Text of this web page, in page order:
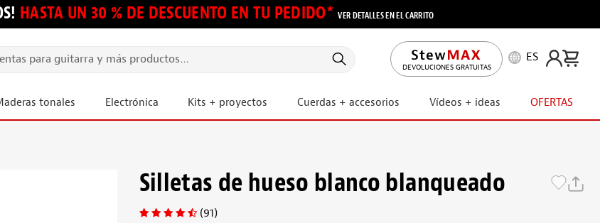
HASTA UN 30 % DE DESCUENTO EN TU PEDIDO*VER DETALLES EN EL CARRITO
DEVOLUCIONES GRATUITAS
ES
tonales Electrónica Kits + proyectos Cuerdas + accesorios Vídeos + ideas OFERTAS
Silletas de hueso blanco blanqueado
(91)